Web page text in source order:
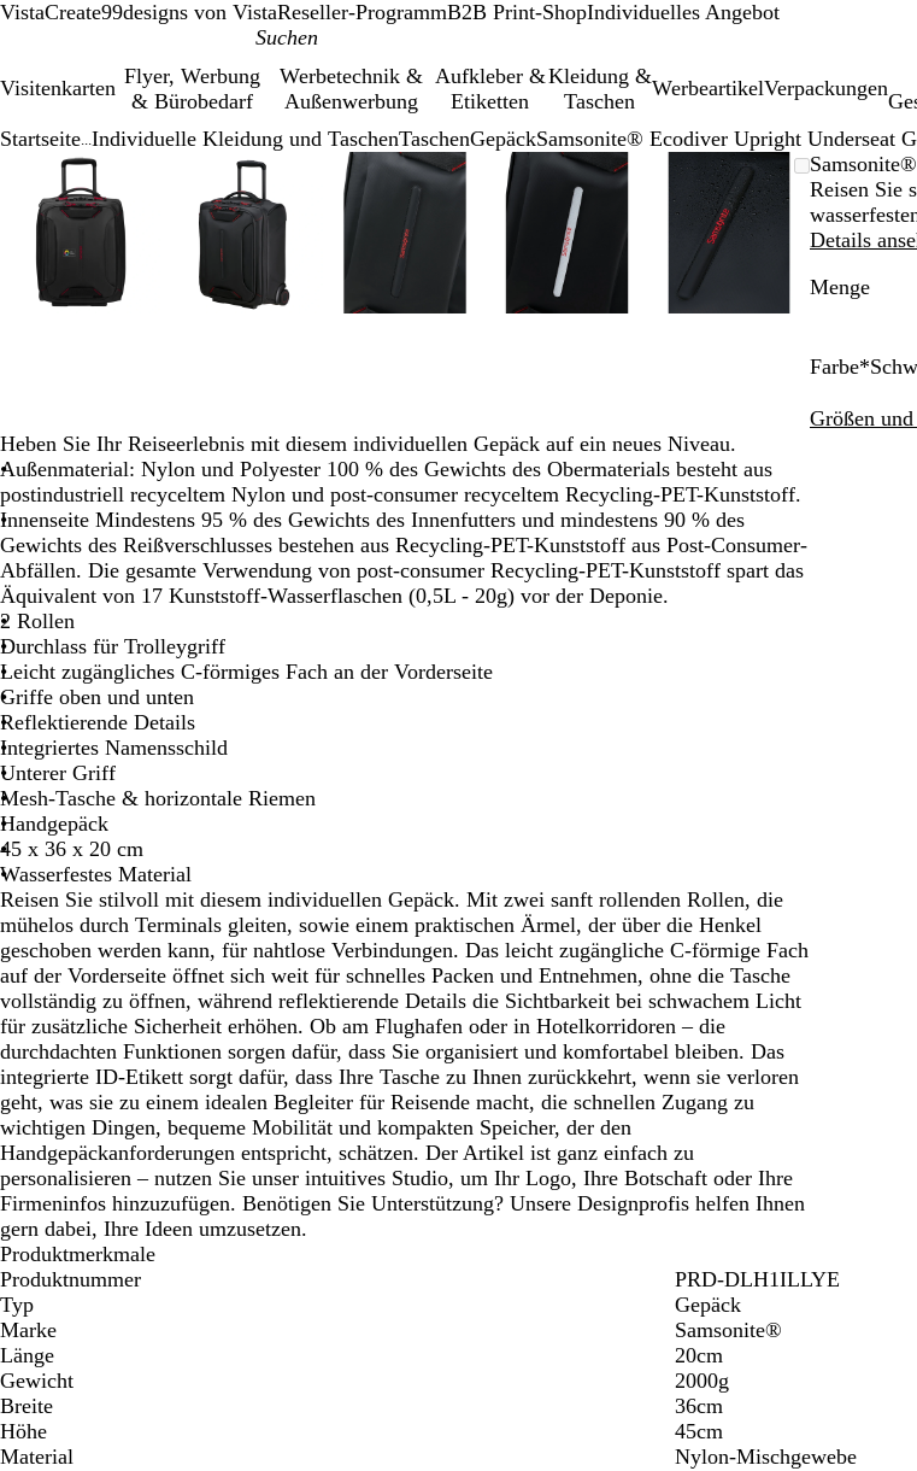
VistaCreate99designs von VistaReseller-ProgrammB2B Print-ShopIndividuelles Angebot
Visitenkarten
Flyer, Werbung
& Bürobedarf
Werbetechnik &
Außenwerbung
Aufkleber &
Etiketten
Kleidung &
Taschen
WerbeartikelVerpackungen
Startseite Individuelle Kleidung und TaschenTaschenGepäckSamsonite® Ecodiver Upright Underseat
Vergrößer-/verkleinerbares
Bild
Zoom
auf
Minimum
Klicken
zum
Vergrößern
Verwenden
Sie
die
Tasten
+
und
Pfeiltasten
zum
Schwenken.
Vergrößer-/verkleinerbares
Bild
Zoom
auf
Minimum
Klicken
zum
Vergrößern
Verwenden
Sie
die
Tasten
und
-
Pfeiltasten
zum
Schwenken.
Vergrößer-/verkleinerbares
Bild
Zoom
auf
Minimum
Klicken
zum
Vergrößern
Verwenden
Sie
die
Tasten
+
-
Pfeiltasten
zum
Schwenken.
Vergrößer-/verkleinerbares
Bild
Zoom
auf
Minimum
Klicken
zum
Vergrößern
Verwenden
Sie
die
Tasten
+
-
Pfeiltasten
zum
Schwenken.
Vergrößer-/
Bild
Zoom
auf
Minimum
Klicken
zum
Vergrößern
Verwenden
Sie
die
-
Pfeiltasten
zum
Schwenken.
Galeriebild
Reisen Sie
Details
Menge
Farbe*
c
a
le
Größen
Heben Sie Ihr Reiseerlebnis mit diesem individuellen Gepäck auf ein neues Niveau.
Außenmaterial: Nylon und Polyester 100 % des Gewichts des Obermaterials besteht aus
postindustriell recyceltem Nylon und post-consumer recyceltem Recycling-PET-Kunststoff.
Innenseite Mindestens 95 % des Gewichts des Innenfutters und mindestens 90 % des
Gewichts des Reißverschlusses bestehen aus Recycling-PET-Kunststoff aus Post-Consumer-
Abfällen. Die gesamte Verwendung von post-consumer Recycling-PET-Kunststoff spart das
Äquivalent von 17 Kunststoff-Wasserflaschen (0,5L - 20g) vor der Deponie.
2 Rollen
Durchlass für Trolleygriff
Leicht zugängliches C-förmiges Fach an der Vorderseite
Griffe oben und unten
Reflektierende Details
Integriertes Namensschild
Unterer Griff
Mesh-Tasche & horizontale Riemen
Handgepäck
45 x 36 x 20 cm
Wasserfestes Material
Reisen Sie stilvoll mit diesem individuellen Gepäck. Mit zwei sanft rollenden Rollen, die
mühelos durch Terminals gleiten, sowie einem praktischen Ärmel, der über die Henkel
geschoben werden kann, für nahtlose Verbindungen. Das leicht zugängliche C-förmige Fach
auf der Vorderseite öffnet sich weit für schnelles Packen und Entnehmen, ohne die Tasche
vollständig zu öffnen, während reflektierende Details die Sichtbarkeit bei schwachem Licht
für zusätzliche Sicherheit erhöhen. Ob am Flughafen oder in Hotelkorridoren – die
durchdachten Funktionen sorgen dafür, dass Sie organisiert und komfortabel bleiben. Das
integrierte ID-Etikett sorgt dafür, dass Ihre Tasche zu Ihnen zurückkehrt, wenn sie verloren
geht, was sie zu einem idealen Begleiter für Reisende macht, die schnellen Zugang zu
wichtigen Dingen, bequeme Mobilität und kompakten Speicher, der den
Handgepäckanforderungen entspricht, schätzen. Der Artikel ist ganz einfach zu
personalisieren – nutzen Sie unser intuitives Studio, um Ihr Logo, Ihre Botschaft oder Ihre
Firmeninfos hinzuzufügen. Benötigen Sie Unterstützung? Unsere Designprofis helfen Ihnen
gern dabei, Ihre Ideen umzusetzen.
Produktmerkmale
Produktnummer
PRD-DLH1ILLYE
Typ
Gepäck
Marke
Samsonite®
Länge
20cm
Gewicht
2000g
Breite
36cm
Höhe
45cm
Material
Nylon-Mischgewebe